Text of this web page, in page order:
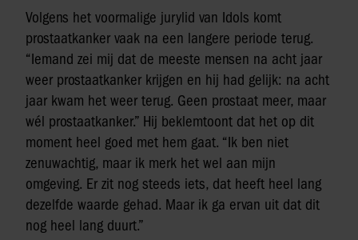
Volgens het voormalige jurylid van Idols komt
prostaatkanker vaak na een langere periode terug.
“Iemand zei mij dat de meeste mensen na acht jaar
weer prostaatkanker krijgen en hij had gelijk: na acht
jaar kwam het weer terug. Geen prostaat meer, maar
wél prostaatkanker.” Hij beklemtoont dat het op dit
moment heel goed met hem gaat. “Ik ben niet
zenuwachtig, maar ik merk het wel aan mijn
omgeving. Er zit nog steeds iets, dat heeft heel lang
dezelfde waarde gehad. Maar ik ga ervan uit dat dit
nog heel lang duurt.”